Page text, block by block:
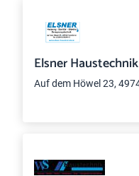
Elsner
Auf dem Höwel 23,